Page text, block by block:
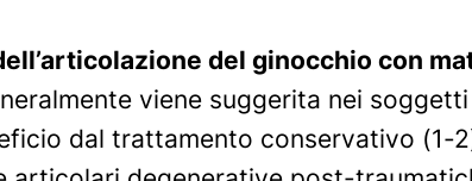
del ginocchio con
viene suggerita nei
dal trattamento conservativo (1-